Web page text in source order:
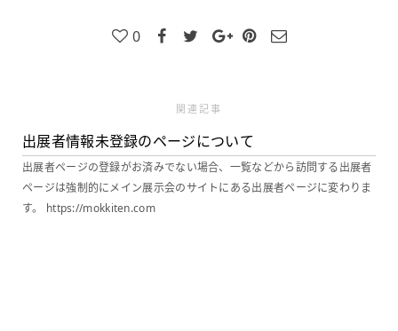
0
関連記事
出展者情報未登録のページについて
出展者ページの登録がお済みでない場合、一覧などから訪問する出展者
ページは強制的にメイン展示会のサイトにある出展者ページに変わりま
す。 https://mokkiten.com